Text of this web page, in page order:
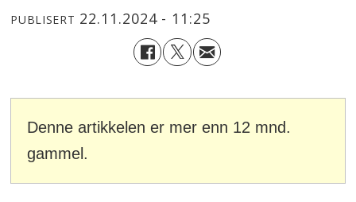
PUBLISERT 22.11.2024 - 11:25
Denne artikkelen er mer enn 12 mnd.
gammel.